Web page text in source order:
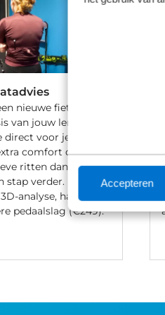
Accepteren
nieuwe fiets stellen
van jouw lengte en
voor je af. Wil
comfort of fiets je
ritten dan gaat de
stap verder. Met een
analyse, haal je het
pedaalslag (€249).